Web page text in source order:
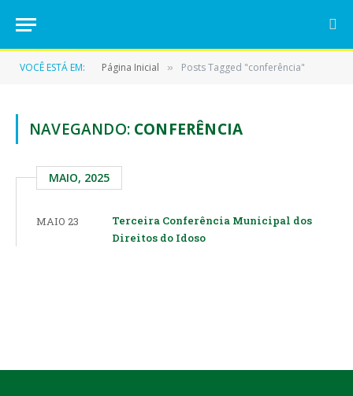
VOCÊ ESTÁ EM: Página Inicial » Posts Tagged "conferência"
NAVEGANDO: CONFERÊNCIA
MAIO, 2025
MAIO 23
Terceira Conferência Municipal dos
Direitos do Idoso